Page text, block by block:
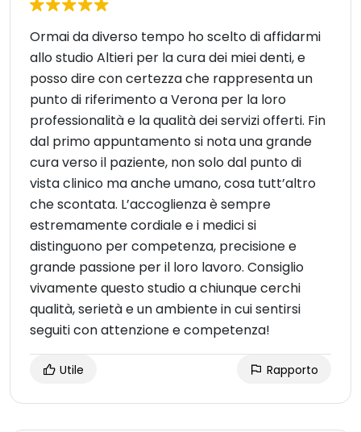
Ormai da diverso tempo ho scelto di affidarmi
allo studio Altieri per la cura dei miei denti, e
posso dire con certezza che rappresenta un
punto di riferimento a Verona per la loro
professionalità e la qualità dei servizi offerti. Fin
dal primo appuntamento si nota una grande
cura verso il paziente, non solo dal punto di
vista clinico ma anche umano, cosa tutt’altro
che scontata. L’accoglienza è sempre
estremamente cordiale e i medici si
distinguono per competenza, precisione e
grande passione per il loro lavoro. Consiglio
vivamente questo studio a chiunque cerchi
qualità, serietà e un ambiente in cui sentirsi
seguiti con attenzione e competenza!
Utile Rapporto